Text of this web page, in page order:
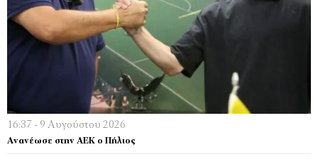
16:37 - 9 Αυγούστου 2026
Ανανέωσε στην ΑΕΚ ο Πήλιος